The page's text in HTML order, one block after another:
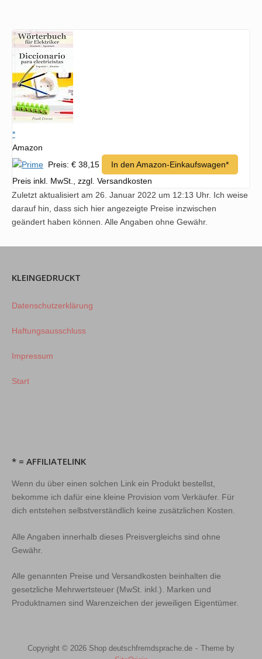
*
Amazon
Preis: € 38,15
In den Amazon-Einkaufswagen*
Preis inkl. MwSt., zzgl. Versandkosten
Zuletzt aktualisiert am 26. Januar 2022 um 12:13 Uhr. Ich weise
darauf hin, dass sich hier angezeigte Preise inzwischen
geändert haben können. Alle Angaben ohne Gewähr.
KLEINGEDRUCKT
Datenschutzerklärung
Haftungsausschluss
Impressum
Start
* = AFFILIATELINK
Wenn du über einen solchen Link ein Produkt bestellst,
bekomme ich dafür eine kleine Provision vom Verkäufer. Für
dich entstehen selbstverständlich keine zusätzlichen Kosten.
Alle Angaben innerhalb dieses Preisvergleichs sind ohne
Gewähr.
Alle genannten Preise und Versandkosten beinhalten die
gesetzliche Mehrwertsteuer (MwSt. inkl.). Marken und
Produktnamen sind Warenzeichen der jeweiligen Eigentümer.
Copyright © 2026 Shop deutschfremdsprache.de
Theme by